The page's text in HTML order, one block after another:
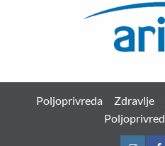
Poljoprivreda Zdravlje